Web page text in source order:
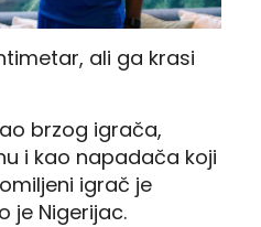
ali ga krasi
brzog igrača,
i kao napadača koji
igrač je
je Nigerijac.